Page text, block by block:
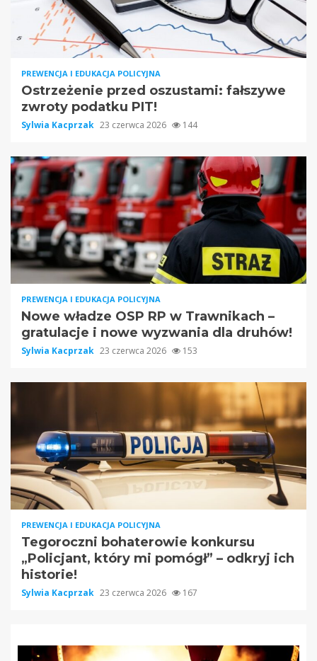
PREWENCJA I EDUKACJA POLICYJNA
Ostrzeżenie przed oszustami: fałszywe
zwroty podatku PIT!
Sylwia Kacprzak 23 czerwca 2026 144
PREWENCJA I EDUKACJA POLICYJNA
Nowe władze OSP RP w Trawnikach –
gratulacje i nowe wyzwania dla druhów!
Sylwia Kacprzak 23 czerwca 2026 153
PREWENCJA I EDUKACJA POLICYJNA
Tegoroczni bohaterowie konkursu
„Policjant, który mi pomógł” – odkryj ich
historie!
Sylwia Kacprzak 23 czerwca 2026 167